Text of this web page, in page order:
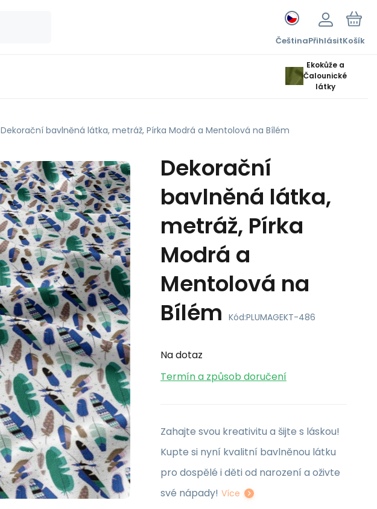
ČeštinaPřihlásitKošík
Ekokůže a
Čalounické
látky
Dekorační bavlněná látka, metráž, Pírka Modrá a Mentolová na Bílém
Dekorační
bavlněná látka,
metráž, Pírka
Modrá a
Mentolová na
Bílém Kód:PLUMAGEKT-486
Na dotaz
Termín a způsob doručení
Zahajte svou kreativitu a šijte s láskou!
Kupte si nyní kvalitní bavlněnou látku
pro dospělé i děti od narození a oživte
své nápady! Více